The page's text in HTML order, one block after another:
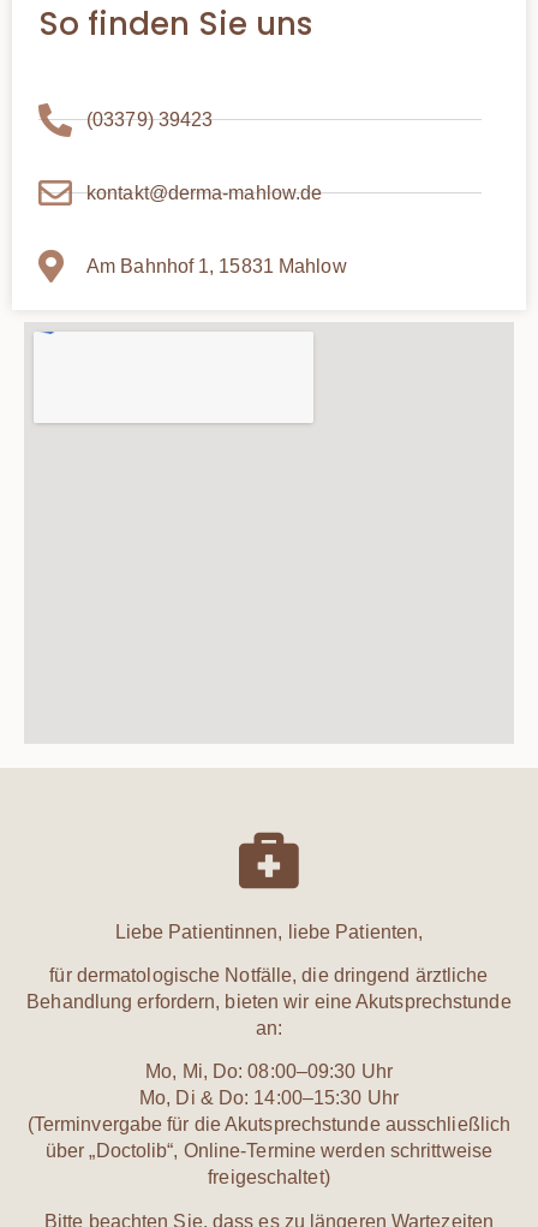
So finden Sie uns
(03379) 39423
kontakt@derma-mahlow.de
Am Bahnhof 1, 15831 Mahlow
Liebe Patientinnen, liebe Patienten,
für dermatologische Notfälle, die dringend ärztliche
Behandlung erfordern, bieten wir eine Akutsprechstunde
an:
Mo, Mi, Do: 08:00–09:30 Uhr
Mo, Di & Do: 14:00–15:30 Uhr
(Terminvergabe für die Akutsprechstunde ausschließlich
über „Doctolib“, Online-Termine werden schrittweise
freigeschaltet)
Bitte beachten Sie, dass es zu längeren Wartezeiten